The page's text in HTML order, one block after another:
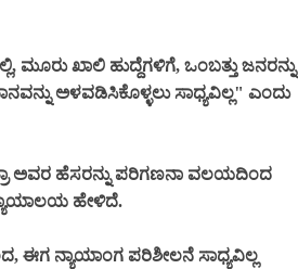
ಮೂರು ಖಾಲಿ ಹುದ್ದೆಗಳಿಗೆ, ಒಂಬತ್ತು ಜನರನ್ನು
ಅಳವಡಿಸಿಕೊಳ್ಳಲು ಸಾಧ್ಯವಿಲ್ಲ" ಎಂದು
ಅವರ ಹೆಸರನ್ನು ಪರಿಗಣನಾ ವಲಯದಿಂದ
ಹೇಳಿದೆ.
ಈಗ ನ್ಯಾಯಾಂಗ ಪರಿಶೀಲನೆ ಸಾಧ್ಯವಿಲ್ಲ